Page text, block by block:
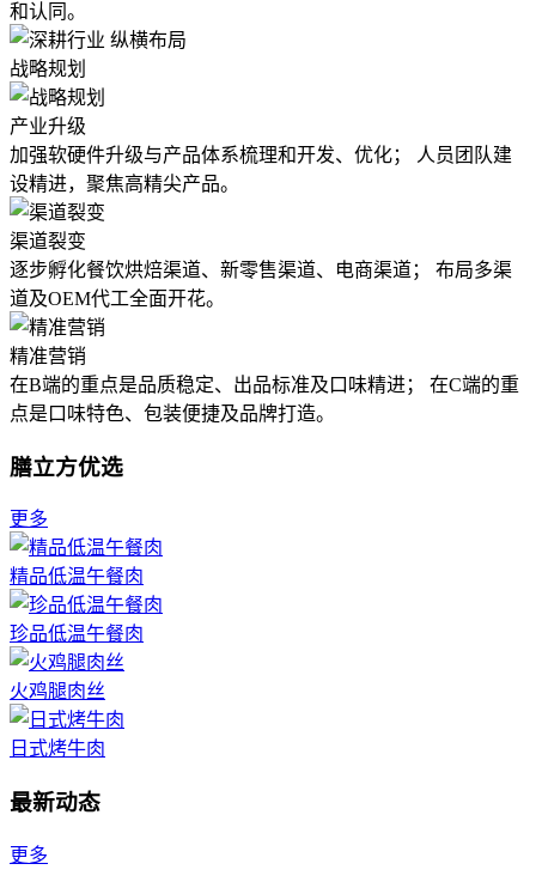
和认同。
战略规划
产业升级
加强软硬件升级与产品体系梳理和开发、优化； 人员团队建
设精进，聚焦高精尖产品。
渠道裂变
逐步孵化餐饮烘焙渠道、新零售渠道、电商渠道； 布局多渠
道及OEM代工全面开花。
精准营销
在B端的重点是品质稳定、出品标准及口味精进； 在C端的重
点是口味特色、包装便捷及品牌打造。
膳立方优选
更多
精品低温午餐肉
珍品低温午餐肉
火鸡腿肉丝
日式烤牛肉
最新动态
更多